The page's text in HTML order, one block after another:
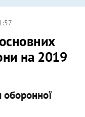
на 2019
оборонної